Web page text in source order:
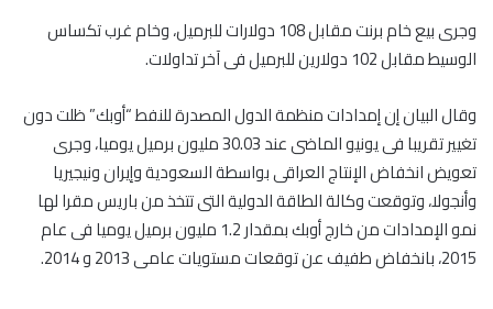
وجرى بيع خام برنت مقابل 108 دولارات للبرميل، وخام غرب تكساس
الوسيط مقابل 102 دولارين للبرميل فى آخر تداولات.
وقال البيان إن إمدادات منظمة الدول المصدرة للنفط “أوبك” ظلت دون
تغيير تقريبا فى يونيو الماضى عند 30.03 مليون برميل يوميا، وجرى
تعويض انخفاض الإنتاج العراقى بواسطة السعودية وإيران ونيجيريا
وأنجولا، وتوقعت وكالة الطاقة الدولية التى تتخذ من باريس مقرا لها
نمو الإمدادات من خارج أوبك بمقدار 1.2 مليون برميل يوميا فى عام
2015، بانخفاض طفيف عن توقعات مستويات عامى 2013 و 2014.